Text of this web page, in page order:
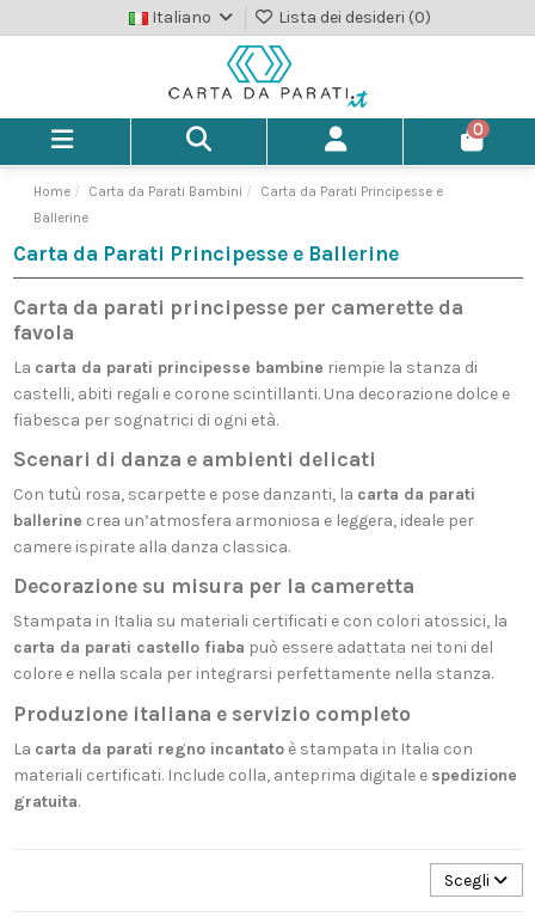
Italiano Lista dei desideri (0)
0
Home Carta da Parati Bambini
Carta da Parati Principesse e
Ballerine
Carta da Parati Principesse e Ballerine
Carta da parati principesse per camerette da
favola
La carta da parati principesse bambine riempie la stanza di
castelli, abiti regali e corone scintillanti. Una decorazione dolce e
fiabesca per sognatrici di ogni età.
Scenari di danza e ambienti delicati
Con tutù rosa, scarpette e pose danzanti, la carta da parati
ballerine crea un’atmosfera armoniosa e leggera, ideale per
camere ispirate alla danza classica.
Decorazione su misura per la cameretta
Stampata in Italia su materiali certificati e con colori atossici, la
carta da parati castello fiaba può essere adattata nei toni del
colore e nella scala per integrarsi perfettamente nella stanza.
Produzione italiana e servizio completo
La carta da parati regno incantatoè stampata in Italia con
materiali certificati. Include colla, anteprima digitale e spedizione
gratuita.
Scegli